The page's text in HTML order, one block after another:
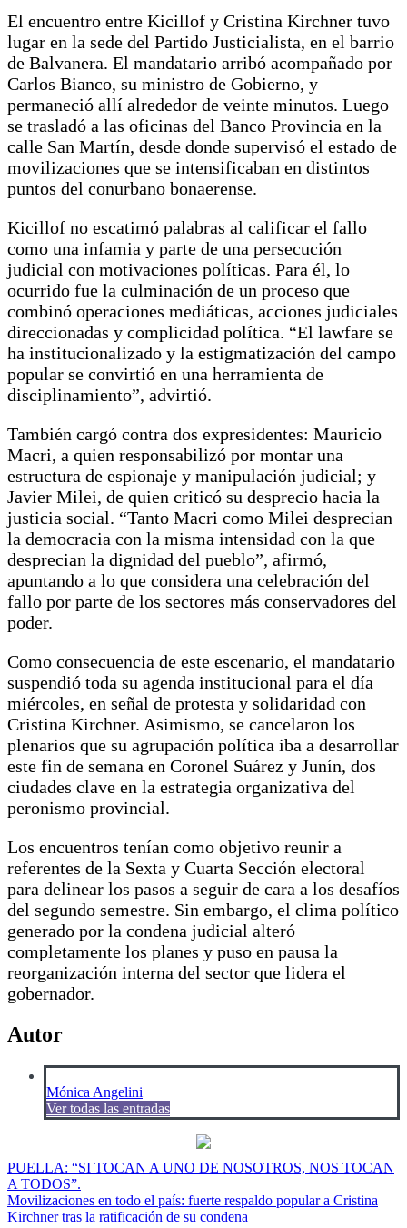
El encuentro entre Kicillof y Cristina Kirchner tuvo
lugar en la sede del Partido Justicialista, en el barrio
de Balvanera. El mandatario arribó acompañado por
Carlos Bianco, su ministro de Gobierno, y
permaneció allí alrededor de veinte minutos. Luego
se trasladó a las oficinas del Banco Provincia en la
calle San Martín, desde donde supervisó el estado de
movilizaciones que se intensificaban en distintos
puntos del conurbano bonaerense.
Kicillof no escatimó palabras al calificar el fallo
como una infamia y parte de una persecución
judicial con motivaciones políticas. Para él, lo
ocurrido fue la culminación de un proceso que
combinó operaciones mediáticas, acciones judiciales
direccionadas y complicidad política. “El lawfare se
ha institucionalizado y la estigmatización del campo
popular se convirtió en una herramienta de
disciplinamiento”, advirtió.
También cargó contra dos expresidentes: Mauricio
Macri, a quien responsabilizó por montar una
estructura de espionaje y manipulación judicial; y
Javier Milei, de quien criticó su desprecio hacia la
justicia social. “Tanto Macri como Milei desprecian
la democracia con la misma intensidad con la que
desprecian la dignidad del pueblo”, afirmó,
apuntando a lo que considera una celebración del
fallo por parte de los sectores más conservadores del
poder.
Como consecuencia de este escenario, el mandatario
suspendió toda su agenda institucional para el día
miércoles, en señal de protesta y solidaridad con
Cristina Kirchner. Asimismo, se cancelaron los
plenarios que su agrupación política iba a desarrollar
este fin de semana en Coronel Suárez y Junín, dos
ciudades clave en la estrategia organizativa del
peronismo provincial.
Los encuentros tenían como objetivo reunir a
referentes de la Sexta y Cuarta Sección electoral
para delinear los pasos a seguir de cara a los desafíos
del segundo semestre. Sin embargo, el clima político
generado por la condena judicial alteró
completamente los planes y puso en pausa la
reorganización interna del sector que lidera el
gobernador.
Autor
Mónica Angelini
Ver todas las entradas
Navegación
de
entradas
PUELLA: “SI TOCAN A UNO DE NOSOTROS, NOS TOCAN
A TODOS”.
Movilizaciones en todo el país: fuerte respaldo popular a Cristina
Kirchner tras la ratificación de su condena